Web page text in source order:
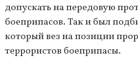
допускать на передовую
боеприпасов. Так и был
который вез на позиции
террористов боеприпасы.